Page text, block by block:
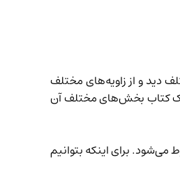
دید و از زاویه‌های مختلف
یک کتاب بخش‌های مختلف آن
می‌شود.برای اینکه بتوانیم